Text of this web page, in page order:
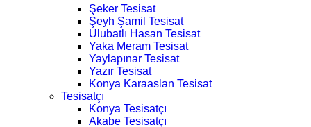
Şeker Tesisat
Şeyh Şamil Tesisat
Ulubatlı Hasan Tesisat
Yaka Meram Tesisat
Yaylapınar Tesisat
Yazır Tesisat
Konya Karaaslan Tesisat
Tesisatçı
Konya Tesisatçı
Akabe Tesisatçı